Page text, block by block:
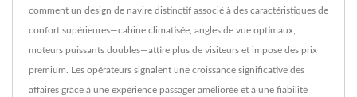
comment un design de navire distinctif associé à des caractéristiques de
confort supérieures—cabine climatisée, angles de vue optimaux,
moteurs puissants doubles—attire plus de visiteurs et impose des prix
premium. Les opérateurs signalent une croissance significative des
affaires grâce à une expérience passager améliorée et à une fiabilité